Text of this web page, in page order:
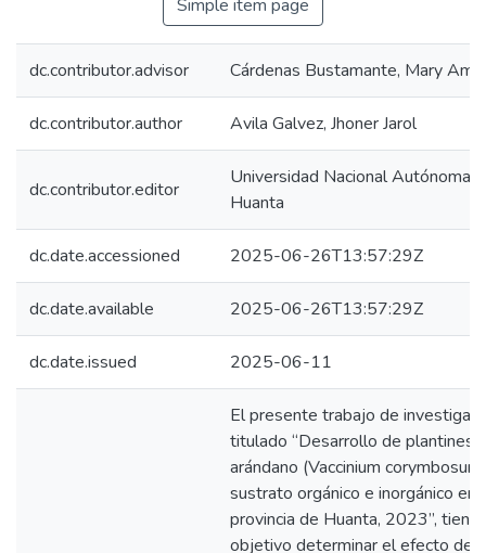
Manuales
Simple item page
dc.contributor.advisor Cárdenas Bustamante, Mary
dc.contributor.author Avila Galvez, Jhoner Jarol
dc.contributor.editor
Universidad Nacional Autónoma
Huanta
dc.date.accessioned 2025-06-26T13:57:29Z
dc.date.available 2025-06-26T13:57:29Z
dc.date.issued 2025-06-11
El presente trabajo de
titulado “Desarrollo de plantines
arándano (Vaccinium
sustrato orgánico e inorgánico en
provincia de Huanta, 2023”, tiene
objetivo determinar el efecto de